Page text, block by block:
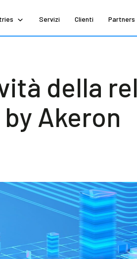
Servizi Clienti Partners
della
Akeron